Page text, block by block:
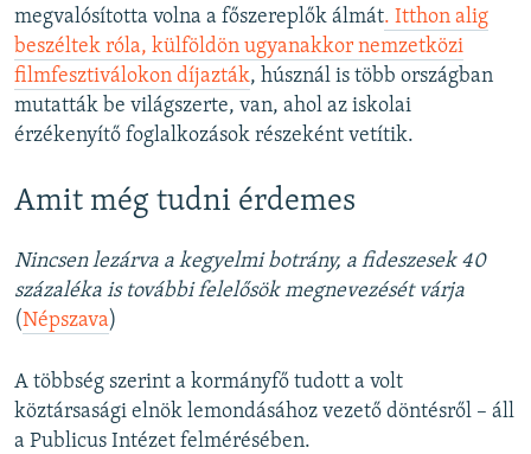
megvalósította volna a főszereplők álmát. Itthon alig
beszéltek róla, külföldön ugyanakkor nemzetközi
filmfesztiválokon díjazták, húsznál is több országban
mutatták be világszerte, van, ahol az iskolai
érzékenyítő foglalkozások részeként vetítik.
Amit még tudni érdemes
Nincsen lezárva a kegyelmi botrány, a fideszesek 40
százaléka is további felelősök megnevezését várja
(Népszava)
A többség szerint a kormányfő tudott a volt
köztársasági elnök lemondásához vezető döntésről – áll
a Publicus Intézet felmérésében.